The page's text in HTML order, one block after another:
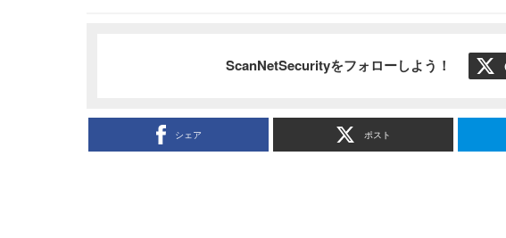
ScanNetSecurityをフォローしよう！
シェア ポスト